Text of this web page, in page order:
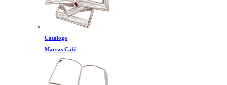
Catálogo
Marcas Café